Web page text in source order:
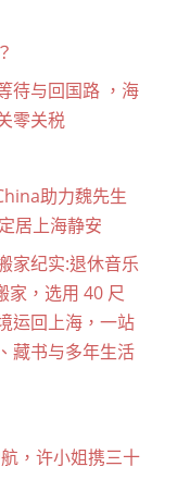
待与回国路 ，海
零关税
助力魏先生
居上海静安
家纪实:退休音乐
家，选用 40 尺
运回上海，一站
藏书与多年生活
，许小姐携三十